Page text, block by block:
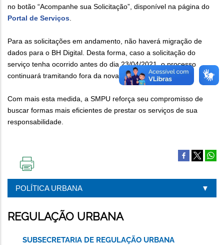
no botão “Acompanhe sua Solicitação”, disponível na página do
Portal de Serviços
Para as solicitações em andamento, não haverá migração de
dados para o BH Digital. Desta forma, caso a solicitação do
serviço tenha ocorrido antes do dia 23/04/2021, o processo
continuará tramitando fora da nova plataforma.
Com mais esta medida, a SMPU reforça seu compromisso de
buscar formas mais eficientes de prestar os serviços de sua
responsabilidade.
ESTA
PÁGINA
POLÍTICA URBANA
REGULAÇÃO URBANA
SUBSECRETARIA DE REGULAÇÃO URBANA